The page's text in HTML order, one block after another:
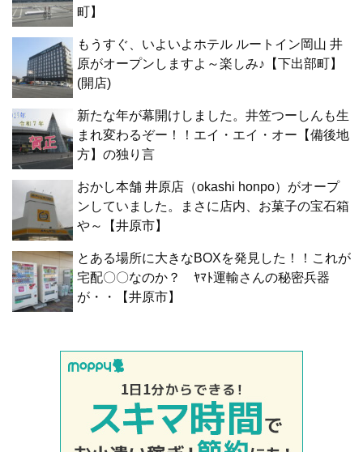
町】
もうすぐ、いよいよホテル ルートイン岡山 井
原がオープンしますよ～楽しみ♪【下出部町】
(開店)
新たな年が幕開けしました。井笠つーしんも生
まれ変わるぞー！！エイ・エイ・オー【備後地
方】の独り言
おかし本舗 井原店（okashi honpo）がオープ
ンしていました。まさに店内、お菓子の宝石箱
や～【井原市】
とある場所に大きなBOXを発見した！！これが
宅配〇〇なのか？ ﾔﾏﾄ運輸さんの秘密兵器
が・・【井原市】